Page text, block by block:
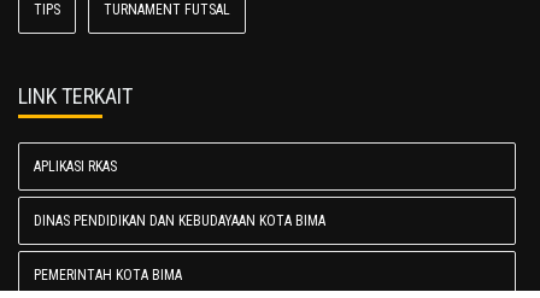
TIPS TURNAMENT FUTSAL
LINK TERKAIT
APLIKASI RKAS
DINAS PENDIDIKAN DAN KEBUDAYAAN KOTA BIMA
PEMERINTAH KOTA BIMA